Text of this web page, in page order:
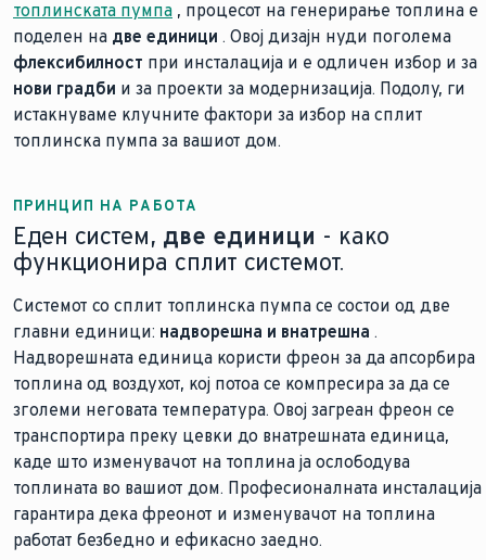
топлинската пумпа , процесот на генерирање топлина е
поделен на две единици . Овој дизајн нуди поголема
флексибилност при инсталација и е одличен избор и за
нови градби и за проекти за модернизација. Подолу, ги
истакнуваме клучните фактори за избор на сплит
топлинска пумпа за вашиот дом.
ПРИНЦИП НА РАБОТА
Еден систем, две единици - како
функционира сплит системот.
Системот со сплит топлинска пумпа се состои од две
главни единици: надворешна и внатрешна .
Надворешната единица користи фреон за да апсорбира
топлина од воздухот, кој потоа се компресира за да се
зголеми неговата температура. Овој загреан фреон се
транспортира преку цевки до внатрешната единица,
каде што изменувачот на топлина ја ослободува
топлината во вашиот дом. Професионалната инсталација
гарантира дека фреонот и изменувачот на топлина
работат безбедно и ефикасно заедно.